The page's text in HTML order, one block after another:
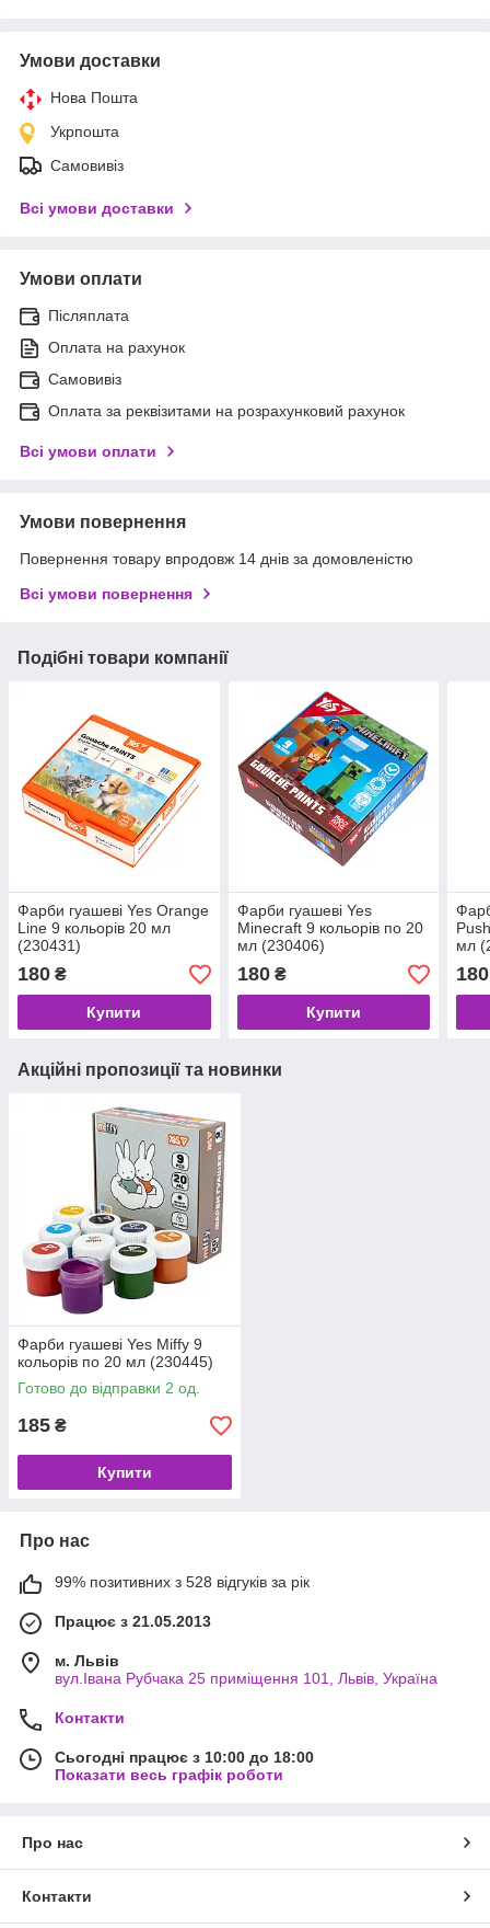
Умови доставки
Нова Пошта
Укрпошта
Самовивіз
Всі умови доставки
Умови оплати
Післяплата
Оплата на рахунок
Самовивіз
Оплата за реквізитами на розрахунковий рахунок
Всі умови оплати
Умови повернення
Повернення товару впродовж 14 днів за домовленістю
Всі умови повернення
Подібні товари компанії
Фарби гуашеві Yes Orange
Line 9 кольорів 20 мл
(230431)
180 ₴
Купити
Фарби гуашеві Yes
Minecraft 9 кольорів по 20
мл (230406)
180₴
Купити
мл
180
Акційні пропозиції та новинки
Фарби гуашеві Yes Miffy 9
кольорів по 20 мл (230445)
Готово до відправки 2 од.
185 ₴
Купити
Про нас
99% позитивних з 528 відгуків за рік
Працює з 21.05.2013
м. Львів
вул.Івана Рубчака 25 приміщення 101, Львів, Україна
Контакти
Сьогодні працює з 10:00 до 18:00
Показати весь графік роботи
Про нас
Контакти